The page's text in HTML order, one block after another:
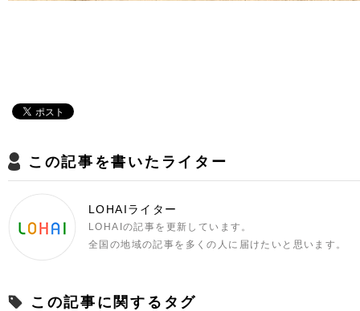
この記事を書いたライター
LOHAIライター
LOHAIの記事を更新しています。
全国の地域の記事を多くの人に届けたいと思います。
この記事に関するタグ